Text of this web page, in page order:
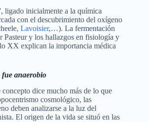
ligado inicialmente a la química
con el descubrimiento del oxígeno
Lavoisier,…). La fermentación
Pasteur y los hallazgos en fisiología y
XX explican la importancia médica
anaerobio
concepto dice mucho más de lo que
cosmológico, las
deben analizarse a la luz del
El origen de la vida se situó en las